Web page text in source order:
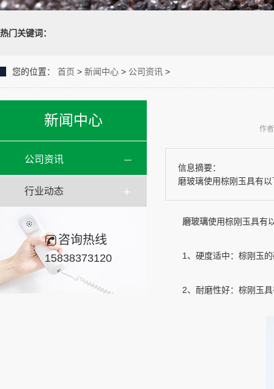
热门关键词：
您的位置： 首页 > 新闻中心 > 公司资讯 >
新闻中心
公司资讯
行业动态
咨询热线
15838373120
作
信息摘要：
磨玻璃使用棕刚玉具有
磨玻璃使用棕刚玉具有
1、硬度适中：棕刚玉的
2、耐磨性好：棕刚玉具